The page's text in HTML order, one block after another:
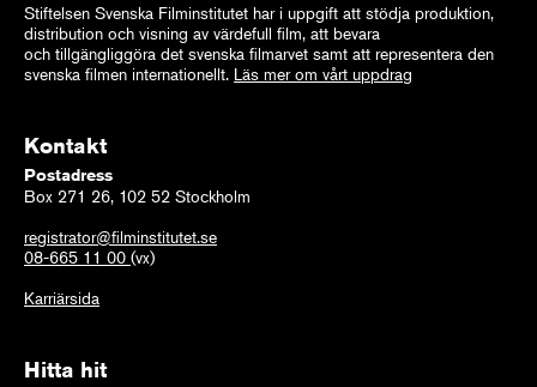
Stiftelsen Svenska Filminstitutet har i uppgift att stödja produktion,
distribution och visning av värdefull film, att bevara
och tillgängliggöra det svenska filmarvet samt att representera den
svenska filmen internationellt. Läs mer om vårt uppdrag
Kontakt
Postadress
Box 271 26, 102 52 Stockholm
registrator@filminstitutet.se
08-665 11 00 (vx)
Karriärsida
Hitta hit